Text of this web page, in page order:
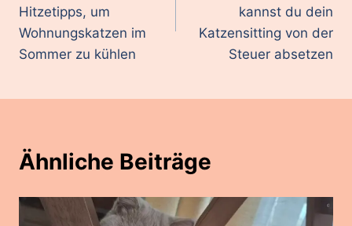
Hitzetipps, um
Wohnungskatzen im
Sommer zu kühlen
kannst du dein
Katzensitting von der
Steuer absetzen
Ähnliche Beiträge